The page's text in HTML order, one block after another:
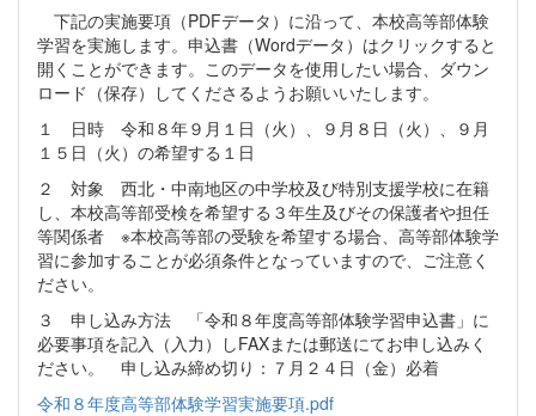
下記の実施要項（PDFデータ）に沿って、本校高等部体験
学習を実施します。申込書（Wordデータ）はクリックすると
開くことができます。このデータを使用したい場合、ダウン
ロード（保存）してくださるようお願いいたします。
１ 日時 令和８年９月１日（火）、９月８日（火）、９月
１５日（火）の希望する１日
２ 対象 西北・中南地区の中学校及び特別支援学校に在籍
し、本校高等部受検を希望する３年生及びその保護者や担任
等関係者 ※本校高等部の受験を希望する場合、高等部体験学
習に参加することが必須条件となっていますので、ご注意く
ださい。
３ 申し込み方法 「令和８年度高等部体験学習申込書」に
必要事項を記入（入力）しFAXまたは郵送にてお申し込みく
ださい。 申し込み締め切り：７月２４日（金）必着
令和８年度高等部体験学習実施要項.pdf